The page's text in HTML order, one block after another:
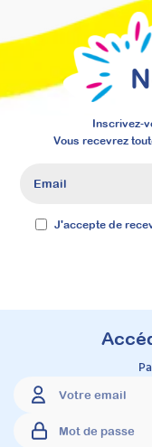
Inscrivez-
Vous recevrez
J'accepte de